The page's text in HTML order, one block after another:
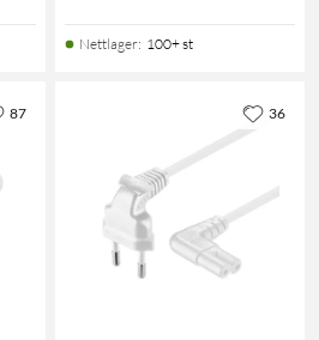
Nettlager: 100+ st
87 36